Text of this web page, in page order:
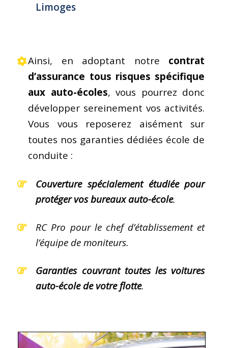
Limoges
Ainsi, en adoptant notre contrat
d’assurance tous risques spécifique
aux auto-écoles, vous pourrez donc
développer sereinement vos activités.
Vous vous reposerez aisément sur
toutes nos garanties dédiées école de
conduite :
Couverture spécialement étudiée pour
protéger vos bureaux auto-école.
RC Pro pour le chef d’établissement et
l’équipe de moniteurs.
Garanties couvrant toutes les voitures
auto-école de votre flotte.